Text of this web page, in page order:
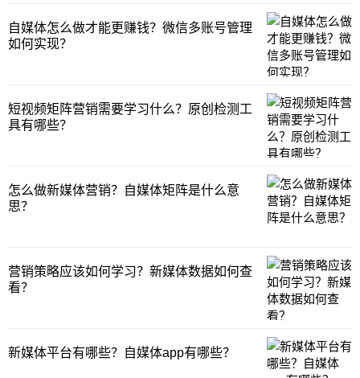
自媒体怎么做才能更赚钱？微信多账号管理
如何实现？
短视频矩阵营销需要学习什么？原创检测工
具有哪些？
怎么做新媒体营销？自媒体矩阵是什么意
思？
营销策略应该如何学习？新媒体数据如何查
看？
新媒体平台有哪些？自媒体app有哪些？